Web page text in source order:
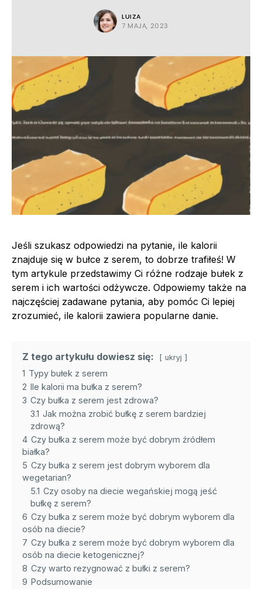
LUIZA
7 MAJA, 2023
Jeśli szukasz odpowiedzi na pytanie, ile kalorii
znajduje się w bułce z serem, to dobrze trafiłeś! W
tym artykule przedstawimy Ci różne rodzaje bułek z
serem i ich wartości odżywcze. Odpowiemy także na
najczęściej zadawane pytania, aby pomóc Ci lepiej
zrozumieć, ile kalorii zawiera popularne danie.
Z tego artykułu dowiesz się: ukryj
1 Typy bułek z serem
2 Ile kalorii ma bułka z serem?
3 Czy bułka z serem jest zdrowa?
3.1 Jak można zrobić bułkę z serem bardziej
zdrową?
4 Czy bułka z serem może być dobrym źródłem
białka?
5 Czy bułka z serem jest dobrym wyborem dla
wegetarian?
5.1 Czy osoby na diecie wegańskiej mogą jeść
bułkę z serem?
6 Czy bułka z serem może być dobrym wyborem dla
osób na diecie?
7 Czy bułka z serem może być dobrym wyborem dla
osób na diecie ketogenicznej?
8 Czy warto rezygnować z bułki z serem?
9 Podsumowanie